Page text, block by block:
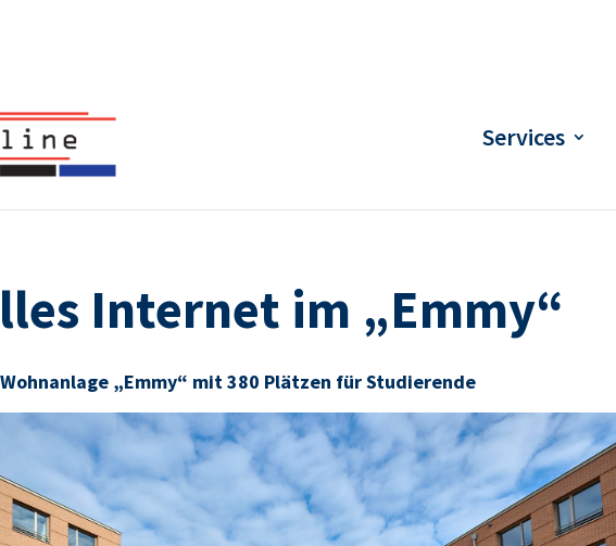
Services
Internet im „Emmy“
„Emmy“ mit 380 Plätzen für Studierende